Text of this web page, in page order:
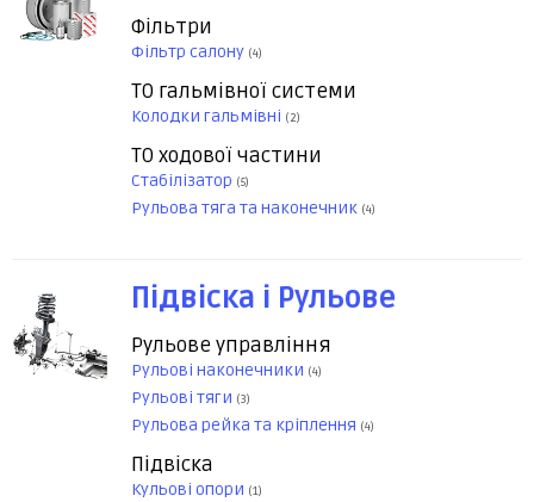
Фільтри
Фільтр салону (4)
ТО гальмівної системи
Колодки гальмівні (2)
ТО ходової частини
Стабілізатор (5)
Рульова тяга та наконечник (4)
Підвіска і Рульове
Рульове управління
Рульові наконечники (4)
Рульові тяги (3)
Рульова рейка та кріплення (4)
Підвіска
Кульові опори (1)